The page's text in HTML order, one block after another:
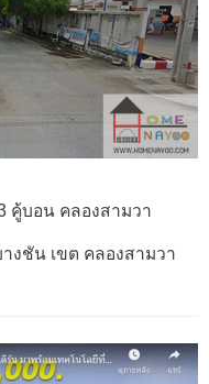
คู้บอน คลองสามวา
งชัน เขต คลองสามวา